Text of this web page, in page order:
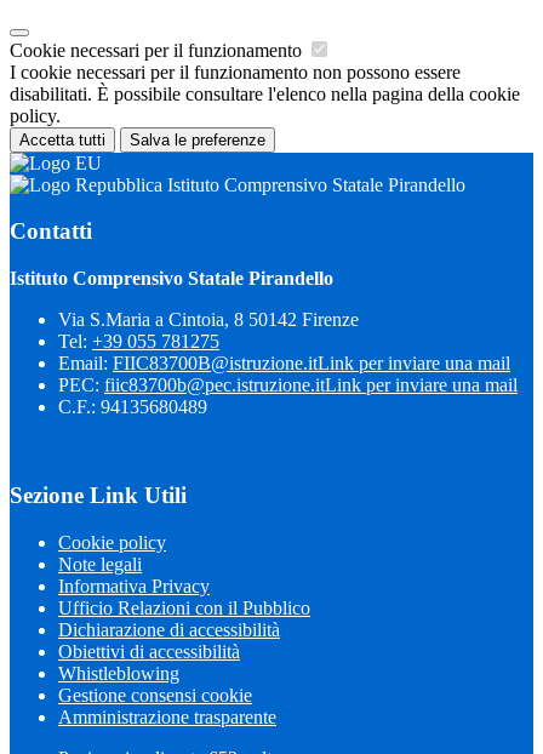
Cookie necessari per il funzionamento
I cookie necessari per il funzionamento non possono essere
disabilitati. È possibile consultare l'elenco nella pagina della cookie
policy.
Accetta tutti Salva le preferenze
Istituto Comprensivo Statale Pirandello
Contatti
Istituto Comprensivo Statale Pirandello
Via S.Maria a Cintoia, 8 50142 Firenze
Tel: +39 055 781275
Email: FIIC83700B@istruzione.itLink per inviare una mail
PEC: fiic83700b@pec.istruzione.itLink per inviare una mail
C.F.: 94135680489
Sezione Link Utili
Cookie policy
Note legali
Informativa Privacy
Ufficio Relazioni con il Pubblico
Dichiarazione di accessibilità
Obiettivi di accessibilità
Whistleblowing
Gestione consensi cookie
Amministrazione trasparente